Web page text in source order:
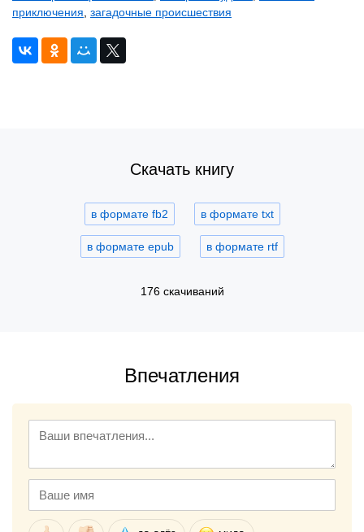
приключения, загадочные происшествия
Скачать книгу
в формате fb2 в формате txt
в формате epub в формате rtf
176 скачиваний
Впечатления